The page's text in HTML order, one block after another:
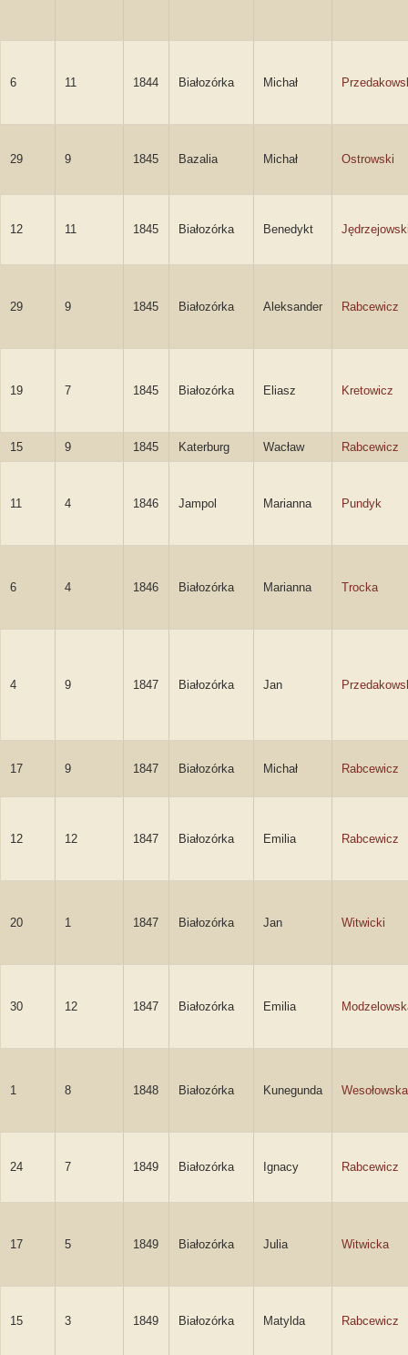
6 11 1844 Białozórka Michał
29 9 1845 Bazalia Michał Ostrowski
12 11 1845 Białozórka Benedykt
29 9 1845 Białozórka Aleksander Rabcewicz
19 7 1845 Białozórka Eliasz Kretowicz
15 9 1845 Katerburg Wacław Rabcewicz
11 4 1846 Jampol Marianna Pundyk
6 4 1846 Białozórka Marianna Trocka
4 9 1847 Białozórka Jan
17 9 1847 Białozórka Michał Rabcewicz
12 12 1847 Białozórka Emilia Rabcewicz
20 1 1847 Białozórka Jan Witwicki
30 12 1847 Białozórka Emilia
1 8 1848 Białozórka Kunegunda Wesołowska
24 7 1849 Białozórka Ignacy Rabcewicz
17 5 1849 Białozórka Julia Witwicka
15 3 1849 Białozórka Matylda Rabcewicz